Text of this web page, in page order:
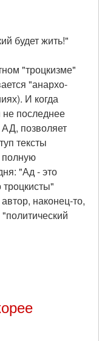
будет жить!"
"троцкизме"
"анархо-
И когда
последнее
АД, позволяет
тексты
полную
"Ад - это
наконец-то,